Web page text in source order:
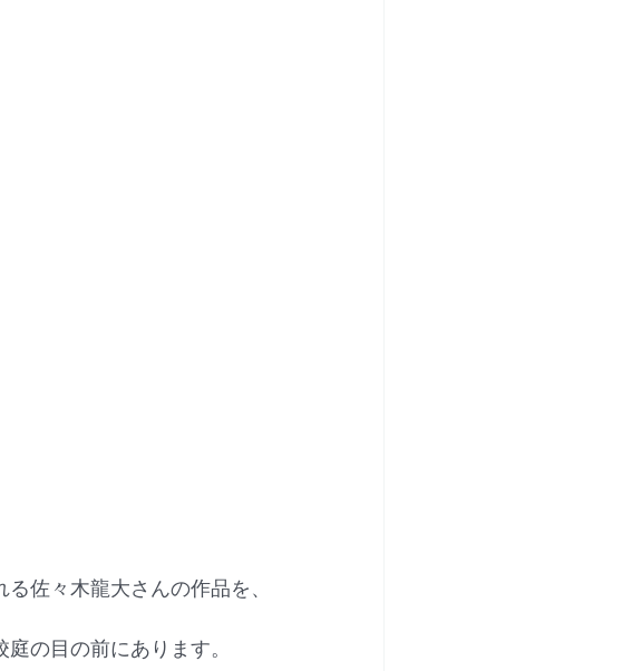
佐々木龍大さんの作品を、
の目の前にあります。